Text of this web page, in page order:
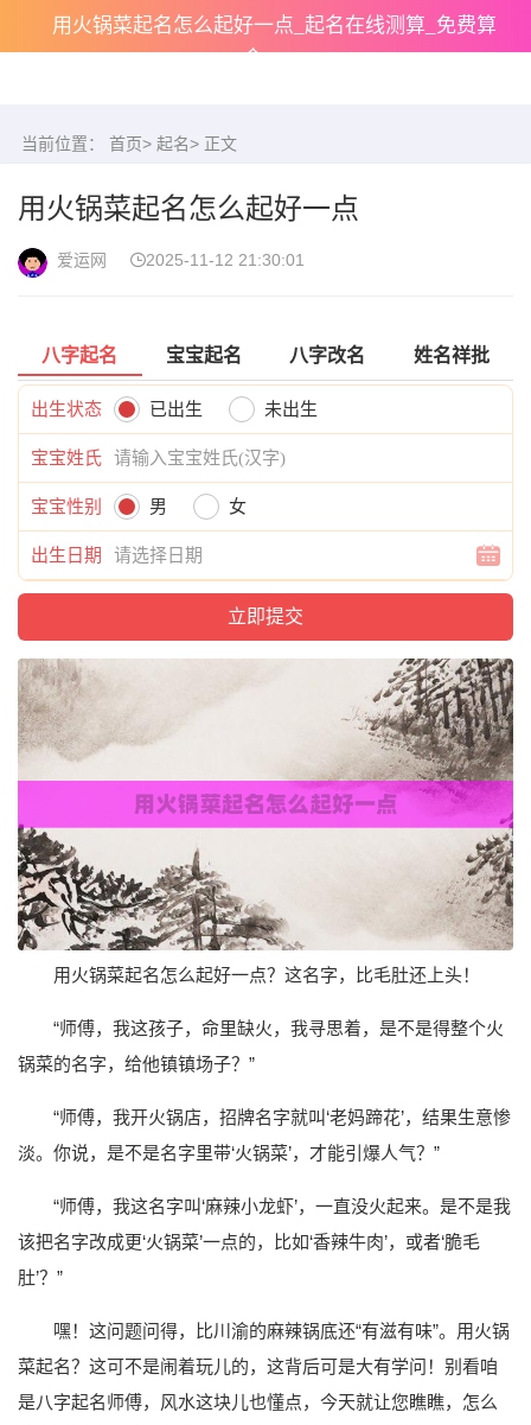
用火锅菜起名怎么起好一点_起名在线测算_免费算
命
当前位置： 首页> 起名> 正文
用火锅菜起名怎么起好一点
爱运网 2025-11-12 21:30:01
八字起名 宝宝起名 八字改名 姓名祥批
出生状态 已出生 未出生
宝宝姓氏
宝宝性别 男 女
出生日期
用火锅菜起名怎么起好一点？这名字，比毛肚还上头！
“师傅，我这孩子，命里缺火，我寻思着，是不是得整个火
锅菜的名字，给他镇镇场子？”
“师傅，我开火锅店，招牌名字就叫‘老妈蹄花’，结果生意惨
淡。你说，是不是名字里带‘火锅菜’，才能引爆人气？”
“师傅，我这名字叫‘麻辣小龙虾’，一直没火起来。是不是我
该把名字改成更‘火锅菜’一点的，比如‘香辣牛肉’，或者‘脆毛
肚’？”
嘿！这问题问得，比川渝的麻辣锅底还“有滋有味”。用火锅
菜起名？这可不是闹着玩儿的，这背后可是大有学问！别看咱
是八字起名师傅，风水这块儿也懂点，今天就让您瞧瞧，怎么